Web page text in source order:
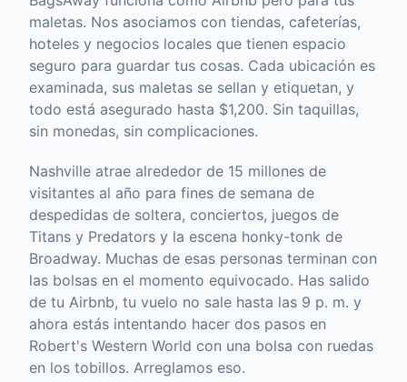
maletas. Nos asociamos con tiendas, cafeterías,
hoteles y negocios locales que tienen espacio
seguro para guardar tus cosas. Cada ubicación es
examinada, sus maletas se sellan y etiquetan, y
todo está asegurado hasta $1,200. Sin taquillas,
sin monedas, sin complicaciones.
Nashville atrae alrededor de 15 millones de
visitantes al año para fines de semana de
despedidas de soltera, conciertos, juegos de
Titans y Predators y la escena honky-tonk de
Broadway. Muchas de esas personas terminan con
las bolsas en el momento equivocado. Has salido
de tu Airbnb, tu vuelo no sale hasta las 9 p. m. y
ahora estás intentando hacer dos pasos en
Robert's Western World con una bolsa con ruedas
en los tobillos. Arreglamos eso.